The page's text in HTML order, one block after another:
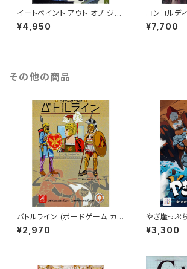
イートペイント アウト オブ ジン
クス EAT / PAINT Out of jin
X (ボードゲーム カードゲーム)
¥4,950
コンコルデ
ドゲーム カ
上 90分程
¥7,700
その他の商品
バトルライン (ボードゲーム カ
ードゲーム) 10歳以上 30分程
度 2人用
¥2,970
やぎ崖っぷ
ードゲーム
1-10人用
¥3,300